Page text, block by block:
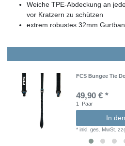
Weiche TPE-Abdeckung an
vor Kratzern zu schützen
extrem robustes 32mm
FCS Bungee Tie
49,90 € *
1 Paar
In
*inkl. ges. MwSt.